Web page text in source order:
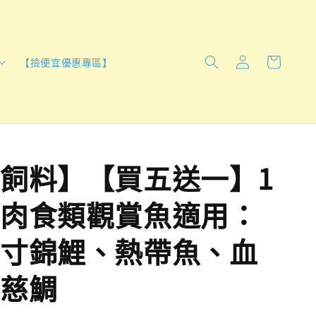
【撿便宜優惠專區】
飼料】【買五送一】1
食類觀賞魚適用：
錦鯉、熱帶魚、血
鯛